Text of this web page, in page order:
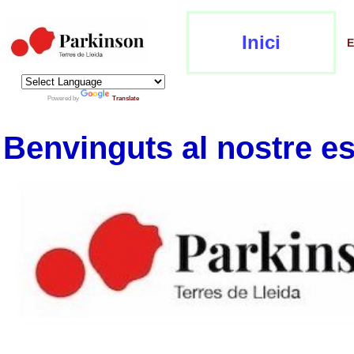
Inici
Powered by Translate
Benvinguts al nostre